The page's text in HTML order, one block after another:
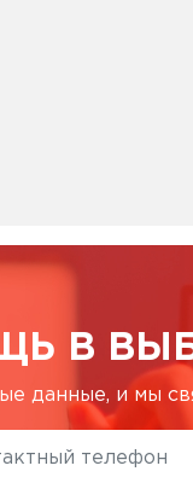
В
данные, и мы